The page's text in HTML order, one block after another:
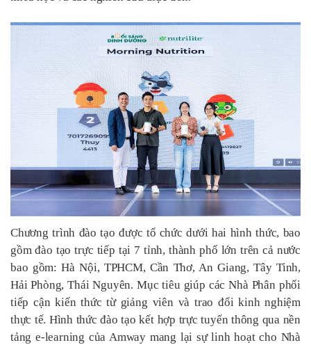
Chương trình đào tạo được tổ chức dưới hai hình thức, bao
gồm đào tạo trực tiếp tại 7 tỉnh, thành phố lớn trên cả nước
bao gồm: Hà Nội, TPHCM, Cần Thơ, An Giang, Tây Tinh,
Hải Phòng, Thái Nguyên. Mục tiêu giúp các Nhà Phân phối
tiếp cận kiến thức từ giảng viên và trao đổi kinh nghiệm
thực tế. Hình thức đào tạo kết hợp trực tuyến thông qua nền
tảng e-learning của Amway mang lại sự linh hoạt cho Nhà